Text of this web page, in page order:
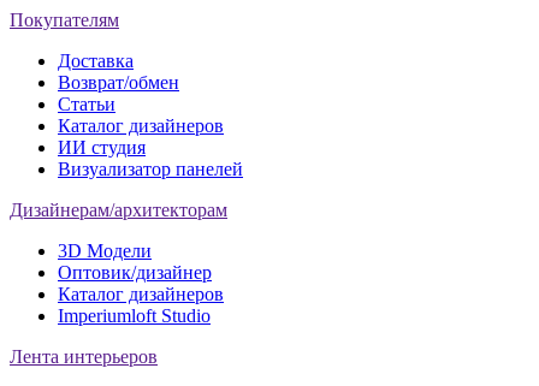
Покупателям
Доставка
Возврат/обмен
Статьи
Каталог дизайнеров
ИИ студия
Визуализатор панелей
Дизайнерам/архитекторам
3D Модели
Оптовик/дизайнер
Каталог дизайнеров
Imperiumloft Studio
Лента интерьеров